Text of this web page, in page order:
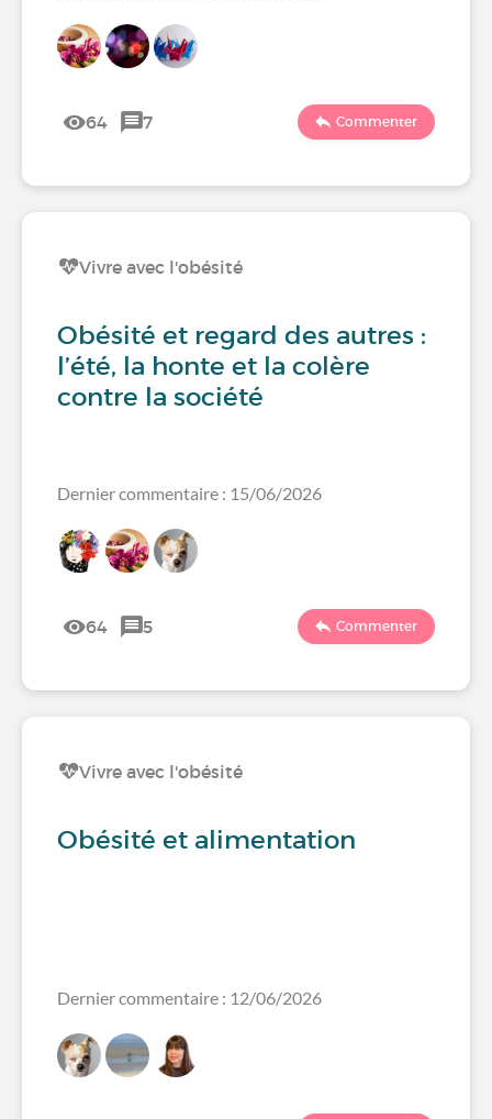
64 7 Commenter
Vivre avec l'obésité
Obésité et regard des autres :
l’été, la honte et la colère
contre la société
Dernier commentaire : 15/06/2026
64 5 Commenter
Vivre avec l'obésité
Obésité et alimentation
Dernier commentaire : 12/06/2026